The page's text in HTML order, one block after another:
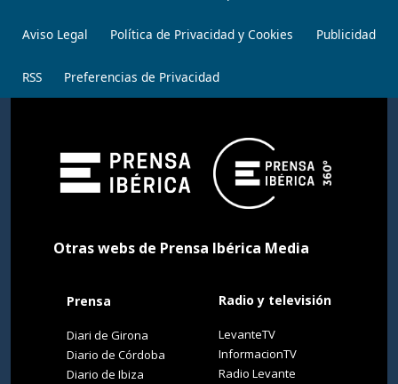
Aviso Legal Política de Privacidad y Cookies Publicidad
RSS Preferencias de Privacidad
Otras webs de Prensa Ibérica Media
Prensa
Diari de Girona
Diario de Córdoba
Diario de Ibiza
Radio y televisión
LevanteTV
InformacionTV
Radio Levante